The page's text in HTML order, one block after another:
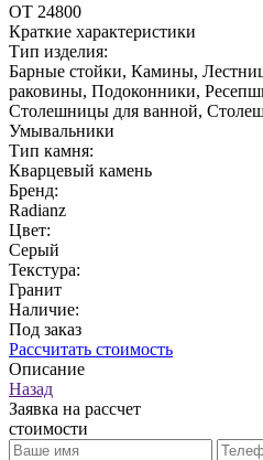
ОТ 24800
Краткие характеристики
Тип изделия:
Барные стойки, Камины,
раковины, Подоконники,
Столешницы для ванной,
Умывальники
Тип камня:
Кварцевый камень
Бренд:
Radianz
Цвет:
Серый
Текстура:
Гранит
Наличие:
Под заказ
Рассчитать стоимость
Описание
Назад
Заявка на рассчет
стоимости